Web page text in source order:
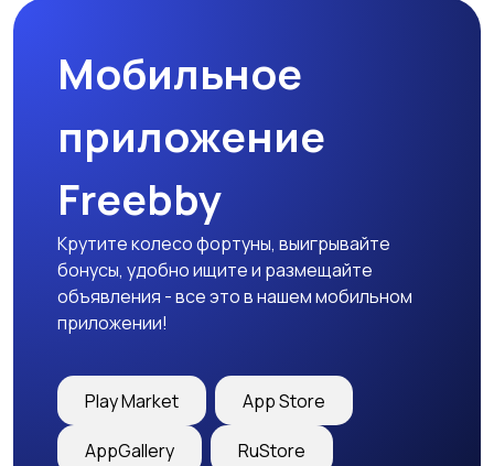
Детская одежда Детская обувь
Детский транспорт
Мобильное
приложение
Freebby
Крутите колесо фортуны, выигрывайте
бонусы, удобно ищите и размещайте
объявления - все это в нашем мобильном
приложении!
Play Market App Store
AppGallery RuStore